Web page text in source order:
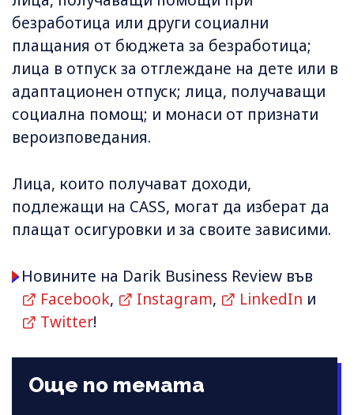
безработица или други социални
плащания от бюджета за безработица;
лица в отпуск за отглеждане на дете или в
адаптационен отпуск; лица, получаващи
социална помощ; и монаси от признати
вероизповедания.
Лица, които получават доходи,
подлежащи на CASS, могат да изберат да
плащат осигуровки и за своите зависими.
Новините на Darik Business Review във
Facebook, Instagram, LinkedIn и
Twitter!
Още по темата